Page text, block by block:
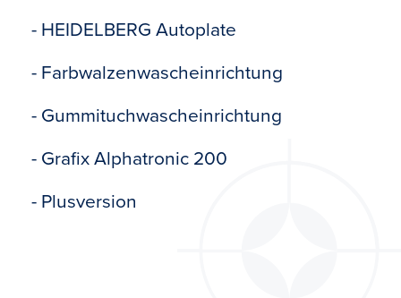
- HEIDELBERG Autoplate
- Farbwalzenwascheinrichtung
- Gummituchwascheinrichtung
- Grafix Alphatronic 200
- Plusversion